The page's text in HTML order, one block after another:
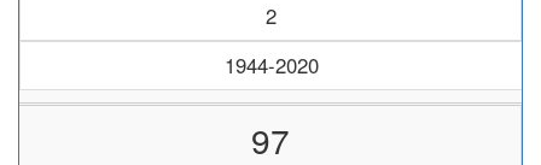
2
1944-2020
97